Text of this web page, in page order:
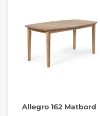
Allegro 162 Matbord